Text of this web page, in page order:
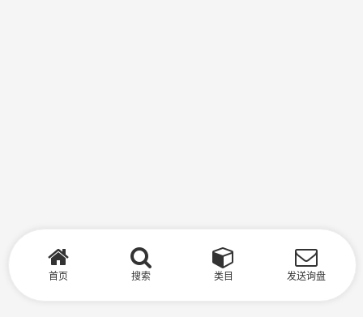
首页 搜索 类目 发送询盘